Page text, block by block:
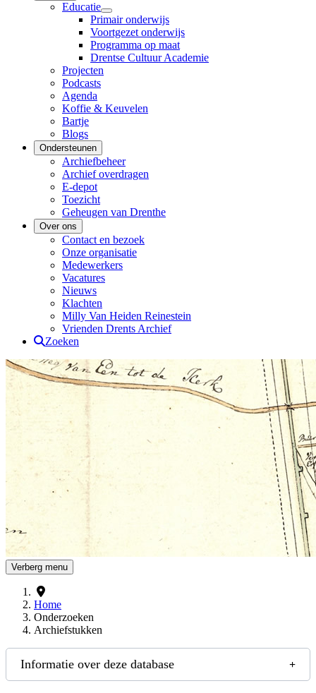
Educatie
Primair onderwijs
Voortgezet onderwijs
Programma op maat
Drentse Cultuur Academie
Projecten
Podcasts
Agenda
Koffie & Keuvelen
Bartje
Blogs
Ondersteunen
Archiefbeheer
Archief overdragen
E-depot
Toezicht
Geheugen van Drenthe
Over ons
Contact en bezoek
Onze organisatie
Medewerkers
Vacatures
Nieuws
Klachten
Milly Van Heiden Reinestein
Vrienden Drents Archief
Zoeken
Drents Archief
Verberg menu
Home
Onderzoeken
Archiefstukken
Informatie over deze database